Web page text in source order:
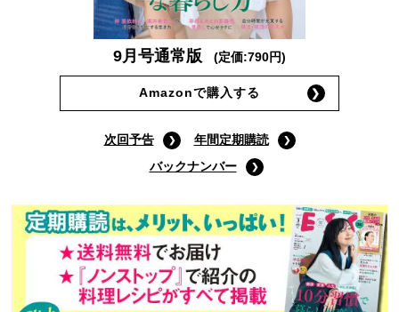
9月号通常版 (定価:790円)
Amazonで購入する
次回予告
年間定期購読
バックナンバー